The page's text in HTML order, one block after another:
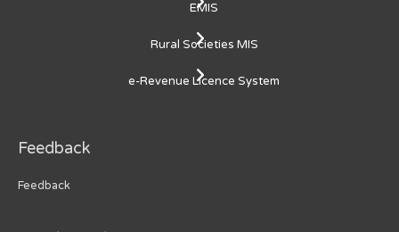
EMIS
Rural Societies MIS
e-Revenue Licence System
Feedback
Feedback